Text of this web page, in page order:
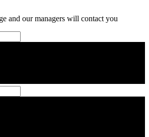
and our managers will contact you